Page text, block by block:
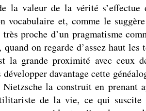
la valeur de la vérité s’effectue
vocabulaire et, comme le
proche d’un pragmatisme
on regarde d’assez haut
la grande proximité avec ceux
davantage cette
Nietzsche la construit en prenant
de la vie, ce qui suscite